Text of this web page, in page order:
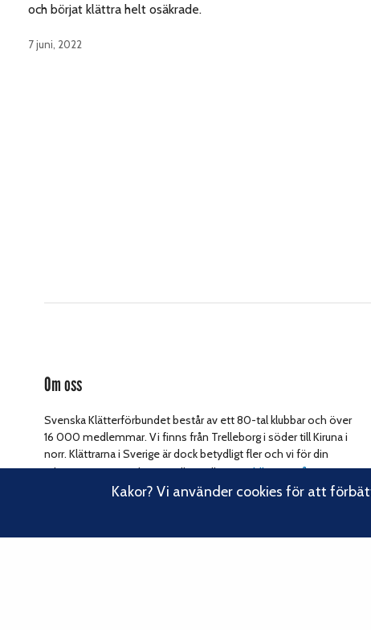
och börjat klättra helt osäkrade.
7 juni, 2022
Om oss
Svenska Klätterförbundet består av ett 80-tal klubbar och över
16 000 medlemmar. Vi finns från Trelleborg i söder till Kiruna i
norr. Klättrarna i Sverige är dock betydligt fler och vi för din
talan, oavsett om du är medlem eller inte.Läs om vårt
hållbarhetsarbete.Kakor? Vi använder cookies för att